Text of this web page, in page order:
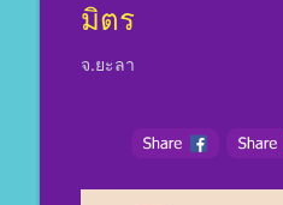
มิตร
จ.ยะลา